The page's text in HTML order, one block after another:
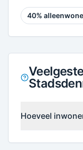
40%
Hoeveel